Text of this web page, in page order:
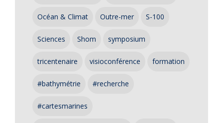
Océan & Climat Outre-mer S-100
Sciences Shom symposium
tricentenaire visioconférence formation
#bathymétrie #recherche
#cartesmarines